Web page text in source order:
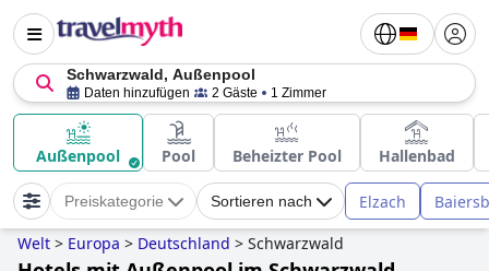
Schwarzwald, Außenpool
Daten hinzufügen 2 Gäste 1 Zimmer
Außenpool Pool Beheizter Pool Hallenbad
Preiskategorie Sortieren nach Elzach
Welt > Europa > Deutschland > Schwarzwald